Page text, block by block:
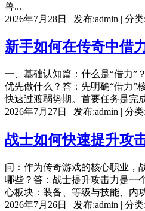
兽...
2026年7月28日 | 发布:admin | 分
新手如何在传奇中借
一、基础认知篇：什么是“借力”
优先做什么？答：先明确“借力
快速过渡弱势期。首要任务是完
2026年7月27日 | 发布:admin | 分
战士如何快速提升攻
问：作为传奇游戏的核心职业，
哪些？答：战士提升攻击力是一
心板块：装备、等级与技能、内
2026年7月26日 | 发布:admin | 分